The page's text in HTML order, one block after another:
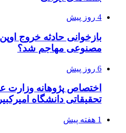
4 روز پیش
بازخوانی حادثه خروج
مصنوعی مهاجم شد؟
6 روز پیش
تحقیقاتی دانشگاه امیرکبیر
1 هفته پیش